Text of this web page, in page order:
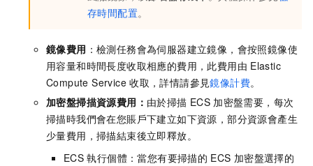
存時間配置。
鏡像費用 ：檢測任務會為伺服器建立鏡像，會按照鏡像使
用容量和時間長度收取相應的費用，此費用由 Elastic
Compute Service 收取，詳情請參見鏡像計費。
加密盤掃描資源費用： 由於掃描 ECS 加密盤需要，每次
掃描時我們會在您賬戶下建立如下資源，部分資源會產生
少量費用，掃描結束後立即釋放。
ECS 執行個體：當您有要掃描的 ECS 加密盤選擇的